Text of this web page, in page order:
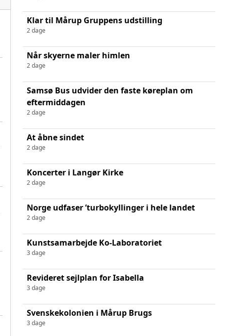
Klar til Mårup Gruppens udstilling
2 dage
Når skyerne maler himlen
2 dage
Samsø Bus udvider den faste køreplan om
eftermiddagen
2 dage
At åbne sindet
2 dage
Koncerter i Langør Kirke
2 dage
Norge udfaser ’turbokyllinger i hele landet
2 dage
Kunstsamarbejde Ko-Laboratoriet
3 dage
Revideret sejlplan for Isabella
3 dage
Svenskekolonien i Mårup Brugs
3 dage